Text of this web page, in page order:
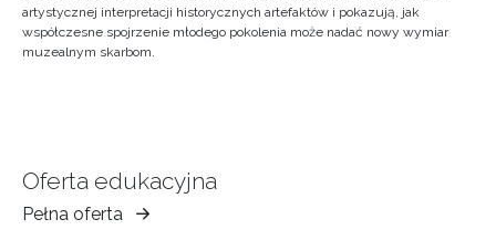
artystycznej interpretacji historycznych artefaktów i pokazują, jak
współczesne spojrzenie młodego pokolenia może nadać nowy wymiar
muzealnym skarbom.
Oferta edukacyjna
Pełna oferta
Muzeum